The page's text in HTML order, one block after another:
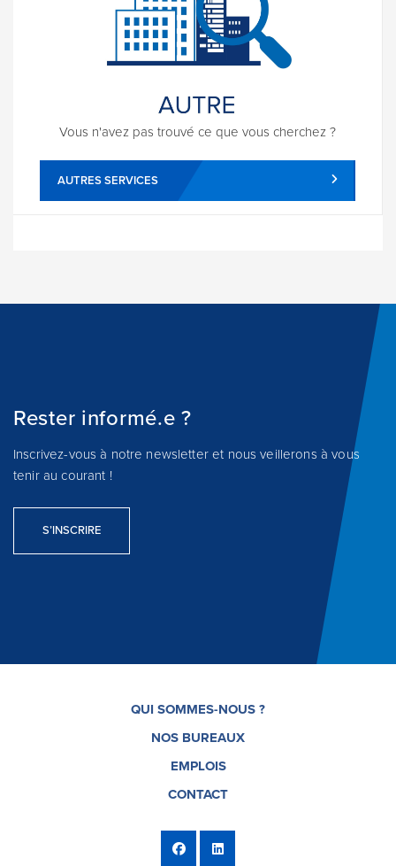
Vous n'avez pas trouvé ce que vous cherchez ?
AUTRES SERVICES
Rester informé.e ?
Inscrivez-vous à notre newsletter et nous veillerons à vous
tenir au courant !
S’INSCRIRE
QUI SOMMES-NOUS ?
NOS BUREAUX
EMPLOIS
CONTACT